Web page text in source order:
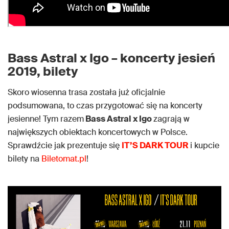
Bass Astral x Igo – koncerty jesień
2019, bilety
Skoro wiosenna trasa została już oficjalnie
podsumowana, to czas przygotować się na koncerty
jesienne! Tym razemBass Astral x Igozagrają w
największych obiektach koncertowych w Polsce.
Sprawdźcie jak prezentuje się IT’S DARK TOURi kupcie
bilety na Biletomat.pl!